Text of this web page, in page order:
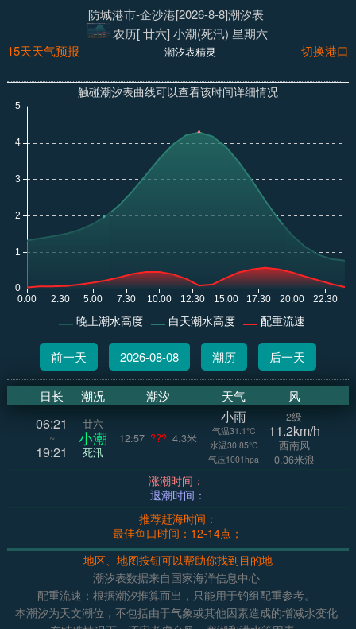
防城港市-企沙港[2026-8-8]潮汐表
农历[ 廿六] 小潮(死汛) 星期六
切换港口
潮汐表精灵
15天天气预报
触碰潮汐表曲线可以查看该时间详细情况
晚上潮水高度 白天潮水高度 配重流速
前一天 2026-08-08 潮历 后一天
日长 潮况 潮汐 天气 风
06:21
~
19:21
廿六
小潮
死汛
12:57 ??? 4.3米
小雨
气温31.1°C
水温30.85°C
气压1001hpa
2级
11.2km/h
西南风
0.36米浪
涨潮时间：
退潮时间：
推荐赶海时间：
最佳鱼口时间：12-14点；
地区、地图按钮可以帮助你找到目的地
潮汐表数据来自国家海洋信息中心
配重流速：根据潮汐推算而出，只能用于钓组配重参考。
本潮汐为天文潮位，不包括由于气象或其他因素造成的增减水变化